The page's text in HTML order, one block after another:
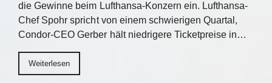
die Gewinne beim Lufthansa-Konzern ein. Lufthansa-
Chef Spohr spricht von einem schwierigen Quartal,
Condor-CEO Gerber hält niedrigere Ticketpreise in…
Weiterlesen